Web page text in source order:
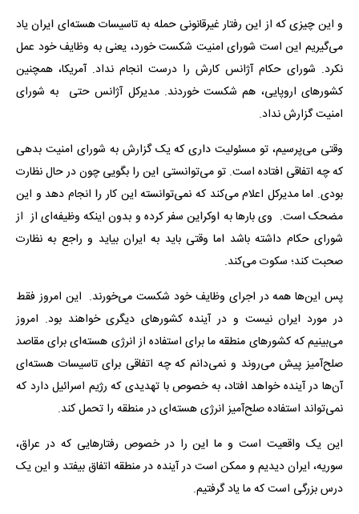
و این چیزی که از این رفتار غیرقانونی حمله به تاسیسات هسته‌ای ایران یاد
می‌گیریم این است شورای امنیت شکست خورد، یعنی به وظایف خود عمل
نکرد. شورای حکام آژانس کارش را درست انجام نداد. آمریکا، همچنین
کشورهای اروپایی، هم شکست خوردند. مدیرکل آژانس حتی به شورای
امنیت گزارش نداد.
وقتی می‌پرسیم، تو مسئولیت داری که یک گزارش به شورای امنیت بدهی
که چه اتفاقی افتاده است. تو می‌توانستی این را بگویی چون در حال نظارت
بودی. اما مدیرکل اعلام می‌کند که نمی‌توانسته این کار را انجام دهد و این
مضحک است. وی بارها به اوکراین سفر کرده و بدون اینکه وظیفه‌ای از از
شورای حکام داشته باشد اما وقتی باید به ایران بیاید و راجع به نظارت
صحبت کند؛ سکوت می‌کند.
پس این‌ها همه در اجرای وظایف خود شکست می‌خورند. این امروز فقط
در مورد ایران نیست و در آینده کشورهای دیگری خواهند بود. امروز
می‌بینیم که کشورهای منطقه ما برای استفاده از انرژی هسته‌ای برای مقاصد
صلح‌آمیز پیش می‌روند و نمی‌دانم که چه اتفاقی برای تاسیسات هسته‌ای
آن‌ها در آینده خواهد افتاد، به خصوص با تهدیدی که رژیم اسرائیل دارد که
نمی‌تواند استفاده صلح‌آمیز انرژی هسته‌ای در منطقه را تحمل کند.
این یک واقعیت است و ما این را در خصوص رفتارهایی که در عراق،
سوریه، ایران دیدیم و ممکن است در آینده در منطقه اتفاق بیفتد و این یک
درس بزرگی است که ما یاد گرفتیم.